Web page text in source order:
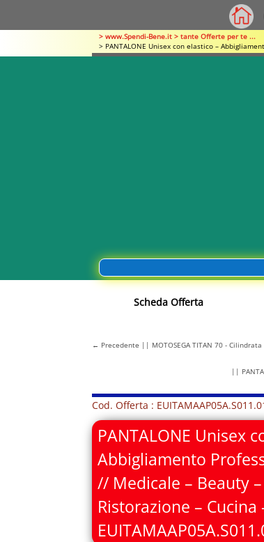
> www.Spendi-Bene.it > tante Offerte per te ...
> PANTALONE Unisex con elastico –
Scheda Offerta
← Precedente || MOTOSEGA TITAN 70 -
||
Cod. Offerta :
PANTALONE Unisex
Abbigliamento
// Medicale – Beauty –
Ristorazione – Cucina